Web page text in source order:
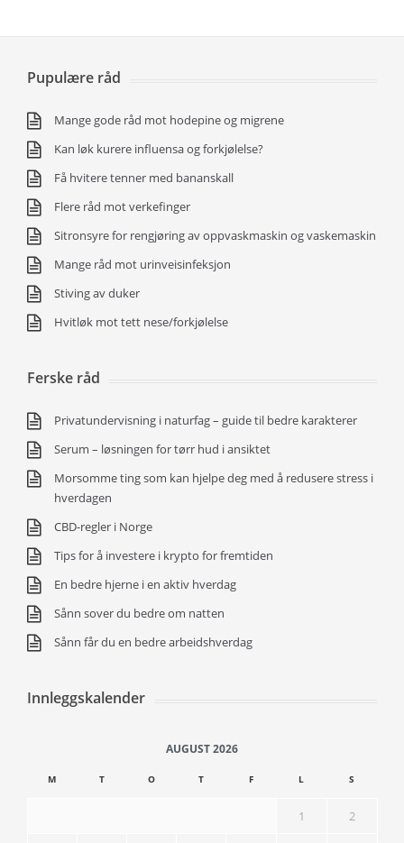
Pupulære råd
Mange gode råd mot hodepine og migrene
Kan løk kurere influensa og forkjølelse?
Få hvitere tenner med bananskall
Flere råd mot verkefinger
Sitronsyre for rengjøring av oppvaskmaskin og vaskemaskin
Mange råd mot urinveisinfeksjon
Stiving av duker
Hvitløk mot tett nese/forkjølelse
Ferske råd
Privatundervisning i naturfag – guide til bedre karakterer
Serum – løsningen for tørr hud i ansiktet
Morsomme ting som kan hjelpe deg med å redusere stress i
hverdagen
CBD-regler i Norge
Tips for å investere i krypto for fremtiden
En bedre hjerne i en aktiv hverdag
Sånn sover du bedre om natten
Sånn får du en bedre arbeidshverdag
Innleggskalender
AUGUST 2026
M T O T F L S
1 2